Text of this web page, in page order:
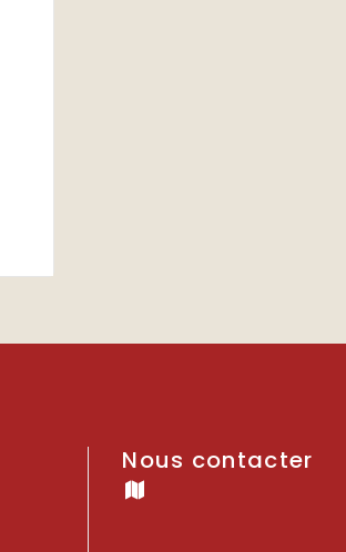
Nous contacter